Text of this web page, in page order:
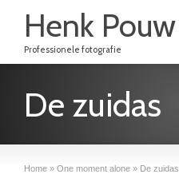
Henk Pouw
Professionele fotografie
De zuidas
Home » One moment alone » De zuidas